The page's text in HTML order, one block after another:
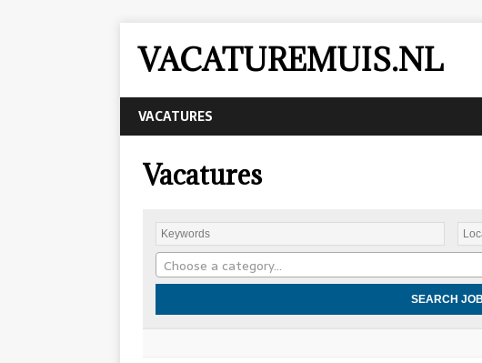
VACATUREMUIS.NL
VACATURES
Vacatures
Choose a category…